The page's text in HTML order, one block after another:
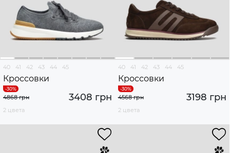
40 41 42 43 44 45
Кроссовки
3408 грн
4868 грн
2 цвета
40 41 42 43 44 45
Кроссовки
3198 грн
4568 грн
2 цвета